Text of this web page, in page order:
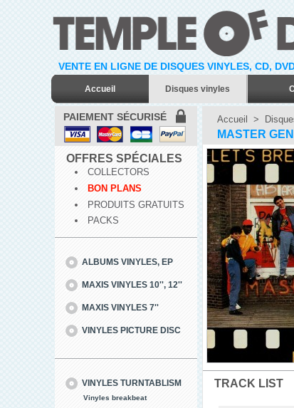
VENTE EN LIGNE DE DISQUES VINYLES, CD,
Accueil Disques vinyles
PAIEMENT SÉCURISÉ
OFFRES SPÉCIALES
COLLECTORS
BON PLANS
PRODUITS GRATUITS
PACKS
ALBUMS VINYLES, EP
MAXIS VINYLES 10'', 12''
MAXIS VINYLES 7''
VINYLES PICTURE DISC
VINYLES TURNTABLISM
Vinyles breakbeat
Accueil >
MASTER
TRACK LIST